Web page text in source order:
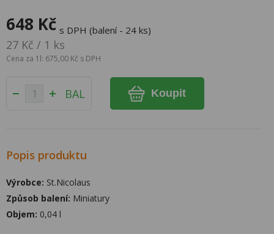
648 Kč s DPH (balení - 24 ks)
27 Kč / 1 ks
Cena za 1l: 675,00 Kč s DPH
BAL Koupit
Popis produktu
Výrobce: St.Nicolaus
Způsob balení: Miniatury
Objem: 0,04 l